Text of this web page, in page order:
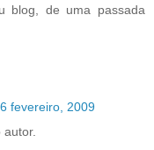
blog, de uma passada
fevereiro, 2009